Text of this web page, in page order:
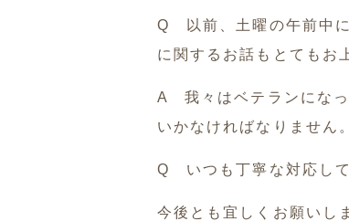
Q 以前、土曜の午前中
に関するお話もとてもお
A 我々はベテランになっ
いかなければなりません
Q いつも丁寧な対応して
今後とも宜しくお願いし